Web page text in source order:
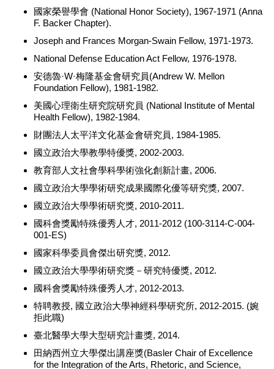
國家榮譽學會 (National Honor Society), 1967-1971 (Anna
F. Backer Chapter).
Joseph and Frances Morgan-Swain Fellow, 1971-1973.
National Defense Education Act Fellow, 1976-1978.
安德魯·W·梅隆基金會研究員(Andrew W. Mellon
Foundation Fellow), 1981-1982.
美國心理衛生研究院研究員 (National Institute of Mental
Health Fellow), 1982-1984.
財團法人太平洋文化基金會研究員, 1984-1985.
國立政治大學教學特優獎, 2002-2003.
教育部人文社會學科學術強化創新計畫, 2006.
國立政治大學學術研究成果國際化優等研究獎, 2007.
國立政治大學學術研究獎, 2010-2011.
國科會獎勵特殊優秀人才, 2011-2012 (100-3114-C-004-
001-ES)
國家科學委員會傑出研究獎, 2012.
國立政治大學學術研究獎－研究特優獎, 2012.
國科會獎勵特殊優秀人才, 2012-2013.
特聘教授, 國立政治大學神經科學研究所, 2012-2015. (婉
拒此職)
臺北醫學大學大型研究計畫獎, 2014.
田納西州立大學傑出講座獎(Basler Chair of Excellence
for the Integration of the Arts, Rhetoric, and Science,